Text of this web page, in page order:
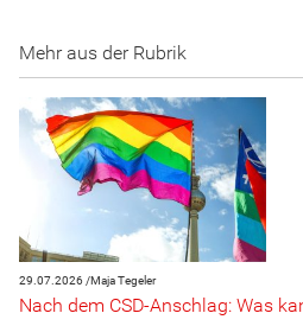
Mehr aus der Rubrik
29.07.2026 /Maja Tegeler
Nach dem CSD-Anschlag: Was